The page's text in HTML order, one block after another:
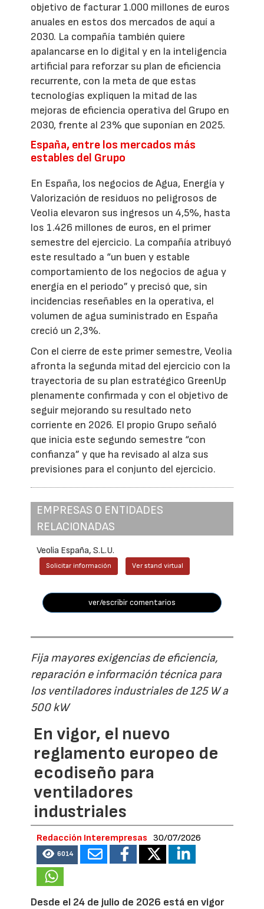
objetivo de facturar 1.000 millones de euros
anuales en estos dos mercados de aquí a
2030. La compañía también quiere
apalancarse en lo digital y en la inteligencia
artificial para reforzar su plan de eficiencia
recurrente, con la meta de que estas
tecnologías expliquen la mitad de las
mejoras de eficiencia operativa del Grupo en
2030, frente al 23% que suponían en 2025.
España, entre los mercados más
estables del Grupo
En España, los negocios de Agua, Energía y
Valorización de residuos no peligrosos de
Veolia elevaron sus ingresos un 4,5%, hasta
los 1.426 millones de euros, en el primer
semestre del ejercicio. La compañía atribuyó
este resultado a “un buen y estable
comportamiento de los negocios de agua y
energía en el periodo” y precisó que, sin
incidencias reseñables en la operativa, el
volumen de agua suministrado en España
creció un 2,3%.
Con el cierre de este primer semestre, Veolia
afronta la segunda mitad del ejercicio con la
trayectoria de su plan estratégico GreenUp
plenamente confirmada y con el objetivo de
seguir mejorando su resultado neto
corriente en 2026. El propio Grupo señaló
que inicia este segundo semestre “con
confianza” y que ha revisado al alza sus
previsiones para el conjunto del ejercicio.
EMPRESAS O ENTIDADES
RELACIONADAS
Veolia España, S.L.U.
Solicitar información Ver stand virtual
ver/escribir comentarios
Fija mayores exigencias de eficiencia,
reparación e información técnica para
los ventiladores industriales de 125 W a
500 kW
En vigor, el nuevo
reglamento europeo de
ecodiseño para
ventiladores
industriales
Redacción Interempresas 30/07/2026
6014
Desde el 24 de julio de 2026 está en vigor